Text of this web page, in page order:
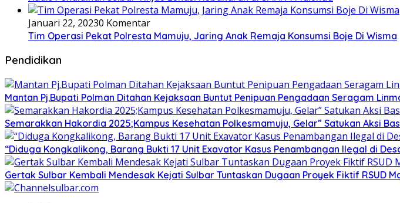
Januari 22, 20230 Komentar
Tim Operasi Pekat Polresta Mamuju, Jaring Anak Remaja Konsumsi Boje Di Wisma
Pendidikan
Mantan Pj.Bupati Polman Ditahan Kejaksaan Buntut Penipuan Pengadaan Seragam
Semarakkan Hakordia 2025;Kampus Kesehatan Polkesmamuju, Gelar” Satukan Aksi
“Diduga Kongkalikong, Barang Bukti 17 Unit Exavator Kasus Penambangan Ilegal di
Gertak Sulbar Kembali Mendesak Kejati Sulbar Tuntaskan Dugaan Proyek Fiktif RSUD